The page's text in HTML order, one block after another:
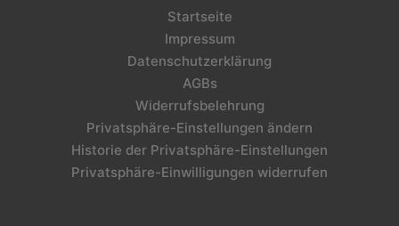
Startseite
Impressum
Datenschutzerklärung
AGBs
Widerrufsbelehrung
Privatsphäre-Einstellungen ändern
Historie der Privatsphäre-Einstellungen
Privatsphäre-Einwilligungen widerrufen